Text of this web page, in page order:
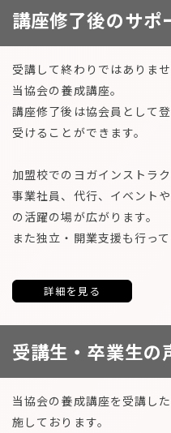
講座修了後のサポ
受講して終わりではありま
当協会の養成講座。
講座修了後は協会員として
受けることができます。
加盟校でのヨガインストラ
事業社員、代行、イベント
の活躍の場が広がります。
また独立・開業支援も行って
詳細を見る
受講生・卒業生の
当協会の養成講座を受講し
施しております。